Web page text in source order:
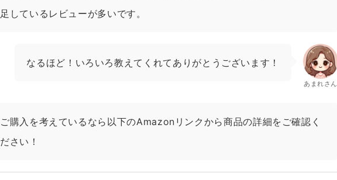
足しているレビューが多いです。
なるほど！いろいろ教えてくれてありがとうございます！
あまれさん
ご購入を考えているなら以下のAmazonリンクから商品の詳細をご確認く
ださい！